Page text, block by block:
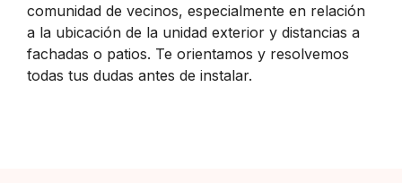
comunidad de vecinos, especialmente en relación
a la ubicación de la unidad exterior y distancias a
fachadas o patios. Te orientamos y resolvemos
todas tus dudas antes de instalar.